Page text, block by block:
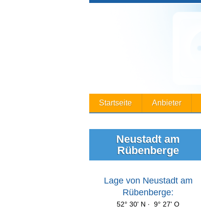
Startseite Anbieter
Neustadt am
Rübenberge
Lage von Neustadt am
Rübenberge:
52° 30' N · 9° 27' O